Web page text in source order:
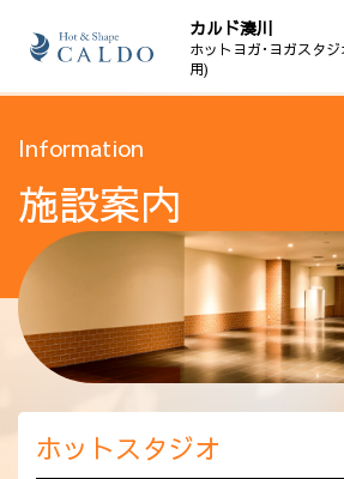
カルド湊川
ホットヨガ･ヨガスタ
用)
施設案内
プログラム
スケジュール
料金
法人会員
Information
施設案内
ホットスタジオ